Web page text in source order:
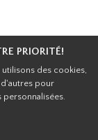
PRIORITÉ!
des cookies,
pour